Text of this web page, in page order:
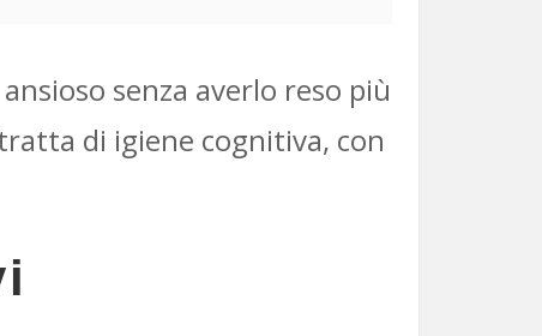
senza averlo reso più
di igiene cognitiva, con